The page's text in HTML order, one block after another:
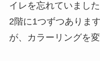
イレを忘れていまし
2階に1つずつありま
が、カラーリングを変